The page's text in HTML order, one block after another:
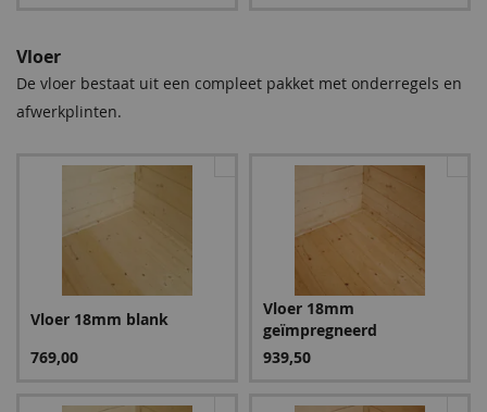
287,55
Blauw
Vloer
De vloer bestaat uit een compleet pakket met onderregels en
afwerkplinten.
Vloer 18mm blank
769,00
Vloer 18mm
geïmpregneerd
939,50